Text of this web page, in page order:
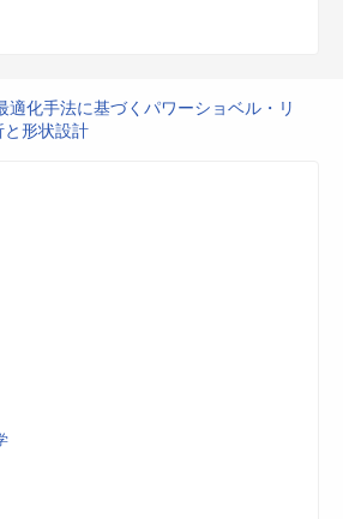
適化手法に基づくパワーショベル・リ
と形状設計